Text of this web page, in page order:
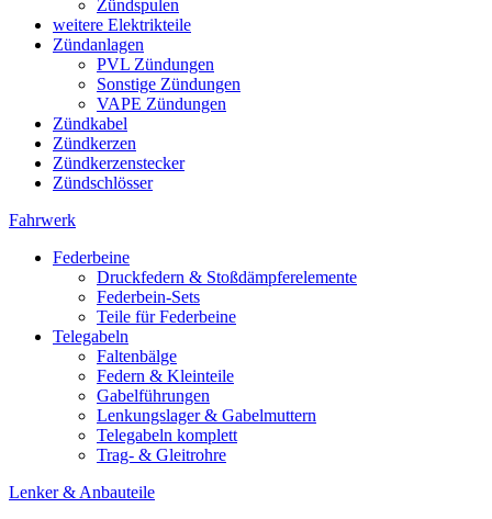
Zündspulen
weitere Elektrikteile
Zündanlagen
PVL Zündungen
Sonstige Zündungen
VAPE Zündungen
Zündkabel
Zündkerzen
Zündkerzenstecker
Zündschlösser
Fahrwerk
Federbeine
Druckfedern & Stoßdämpferelemente
Federbein-Sets
Teile für Federbeine
Telegabeln
Faltenbälge
Federn & Kleinteile
Gabelführungen
Lenkungslager & Gabelmuttern
Telegabeln komplett
Trag- & Gleitrohre
Lenker & Anbauteile